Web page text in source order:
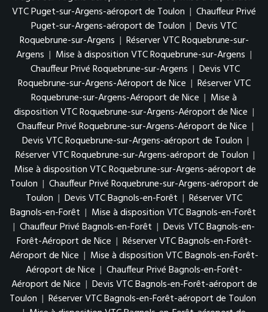
VTC Puget-sur-Argens-aéroport de Toulon | Chauffeur Privé
Puget-sur-Argens-aéroport de Toulon | Devis VTC
Roquebrune-sur-Argens | Réserver VTC Roquebrune-sur-
Argens | Mise à disposition VTC Roquebrune-sur-Argens |
Chauffeur Privé Roquebrune-sur-Argens | Devis VTC
Roquebrune-sur-Argens-Aéroport de Nice | Réserver VTC
Roquebrune-sur-Argens-Aéroport de Nice | Mise à
disposition VTC Roquebrune-sur-Argens-Aéroport de Nice |
Chauffeur Privé Roquebrune-sur-Argens-Aéroport de Nice |
Devis VTC Roquebrune-sur-Argens-aéroport de Toulon |
Réserver VTC Roquebrune-sur-Argens-aéroport de Toulon |
Mise à disposition VTC Roquebrune-sur-Argens-aéroport de
Toulon | Chauffeur Privé Roquebrune-sur-Argens-aéroport de
Toulon | Devis VTC Bagnols-en-Forêt | Réserver VTC
Bagnols-en-Forêt | Mise à disposition VTC Bagnols-en-Forêt
| Chauffeur Privé Bagnols-en-Forêt | Devis VTC Bagnols-en-
Forêt-Aéroport de Nice | Réserver VTC Bagnols-en-Forêt-
Aéroport de Nice | Mise à disposition VTC Bagnols-en-Forêt-
Aéroport de Nice | Chauffeur Privé Bagnols-en-Forêt-
Aéroport de Nice | Devis VTC Bagnols-en-Forêt-aéroport de
Toulon | Réserver VTC Bagnols-en-Forêt-aéroport de Toulon